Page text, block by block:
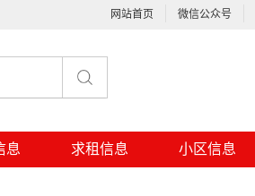
网站首页 微信公众号
息 求租信息 小区信息